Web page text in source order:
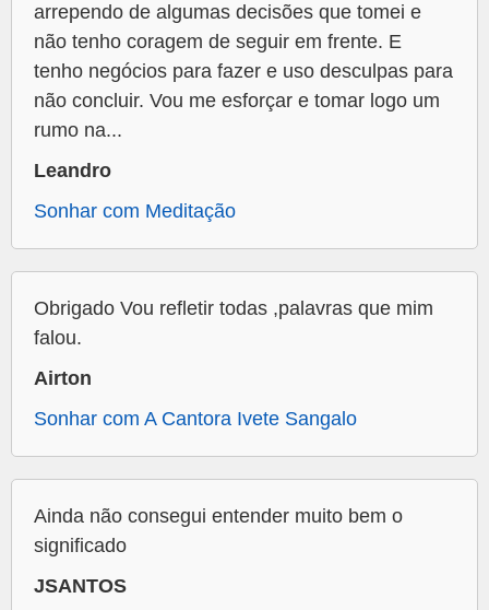
arrependo de algumas decisões que tomei e
não tenho coragem de seguir em frente. E
tenho negócios para fazer e uso desculpas para
não concluir. Vou me esforçar e tomar logo um
rumo na...
Leandro
Sonhar com Meditação
Obrigado Vou refletir todas ,palavras que mim
falou.
Airton
Sonhar com A Cantora Ivete Sangalo
Ainda não consegui entender muito bem o
significado
JSANTOS